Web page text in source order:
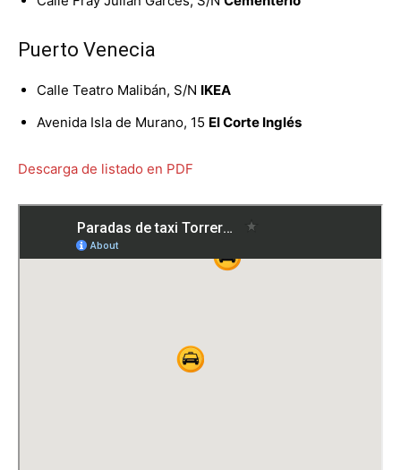
Puerto Venecia
Calle Teatro Malibán, S/N IKEA
Avenida Isla de Murano, 15 El Corte Inglés
Descarga de listado en PDF